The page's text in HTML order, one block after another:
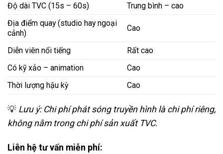
Độ dài TVC (15s – 60s)
Trung bình – cao
Địa điểm quay (studio hay ngoại
cảnh)
Cao
Diễn viên nổi tiếng
Rất cao
Có kỹ xảo – animation
Cao
Thời lượng hậu kỳ
Cao
💡 Lưu ý: Chi phí phát sóng truyền hình là chi phí riêng,
không nằm trong chi phí sản xuất TVC.
Liên hệ tư vấn miễn phí: